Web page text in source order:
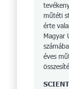
műtéti
érte
Magyar
éves